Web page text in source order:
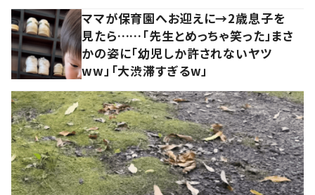
ママが保育園へお迎えに→2歳息子を
見たら……「先生とめっちゃ笑った」まさ
かの姿に「幼児しか許されないヤツ
ww」「大渋滞すぎるw」